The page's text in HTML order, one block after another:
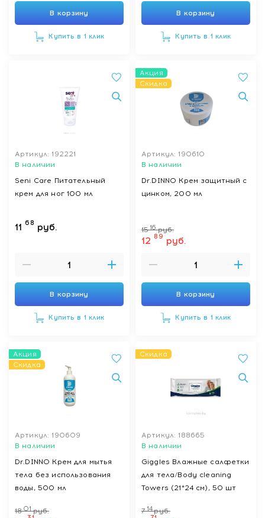
В корзину
Купить в 1 клик
В корзину
Купить в 1 клик
Артикул: 192221
В наличии
Seni Care Питательный
крем для ног 100 мл
11 68 руб.
В корзину
Купить в 1 клик
Акция
Скидка
Артикул: 190610
В наличии
Dr.DINNO Крем защитный с
цинком, 200 мл
1516 руб.
12 89 руб.
В корзину
Купить в 1 клик
Акция
Скидка
Артикул: 190609
В наличии
Dr.DINNO Крем для мытья
тела без использования
воды, 500 мл
18 01 руб.
Скидка
Артикул: 188665
В наличии
Giggles Влажные салфетки
для тела/Body cleaning
Towers (21*24 см), 50 шт
714руб.